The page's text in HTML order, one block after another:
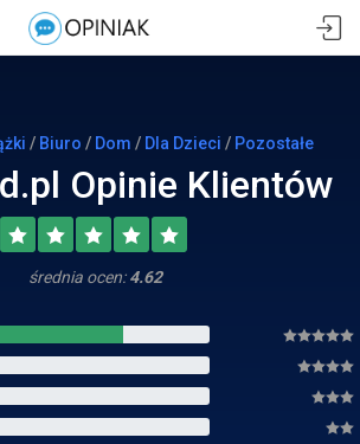
/ Biuro / Dom / Dla Dzieci / Pozostałe
Opinie Klientów
średnia ocen:4.62